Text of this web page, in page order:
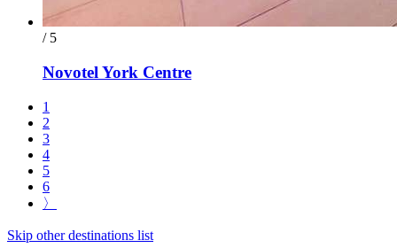
/ 5
Novotel York Centre
1
2
3
4
5
6
〉
Skip other destinations list